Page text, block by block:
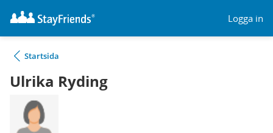
Logga in
Startsida
Ulrika Ryding